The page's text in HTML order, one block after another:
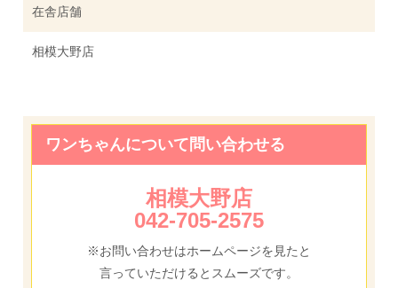
在舎店舗
相模大野店
ワンちゃんについて問い合わせる
相模大野店
042-705-2575
※お問い合わせはホームページを見たと
言っていただけるとスムーズです。